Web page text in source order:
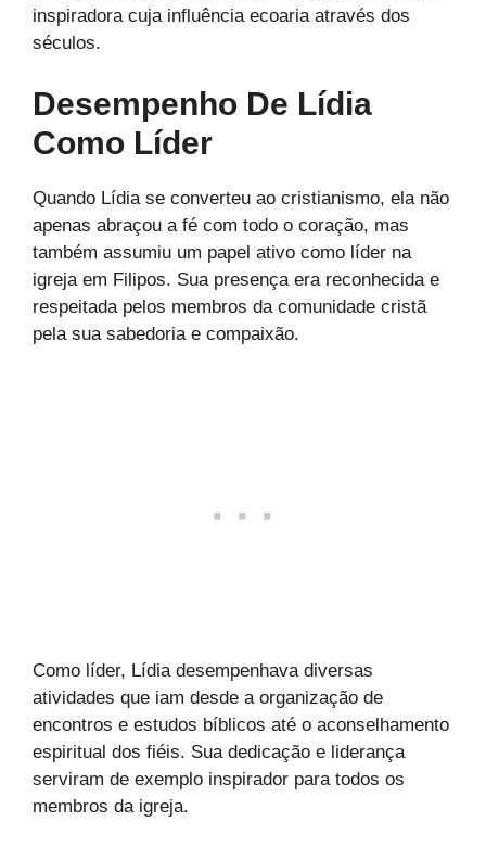
inspiradora cuja influência ecoaria através dos
séculos.
Desempenho De Lídia
Como Líder
Quando Lídia se converteu ao cristianismo, ela não
apenas abraçou a fé com todo o coração, mas
também assumiu um papel ativo como líder na
igreja em Filipos. Sua presença era reconhecida e
respeitada pelos membros da comunidade cristã
pela sua sabedoria e compaixão.
Como líder, Lídia desempenhava diversas
atividades que iam desde a organização de
encontros e estudos bíblicos até o aconselhamento
espiritual dos fiéis. Sua dedicação e liderança
serviram de exemplo inspirador para todos os
membros da igreja.